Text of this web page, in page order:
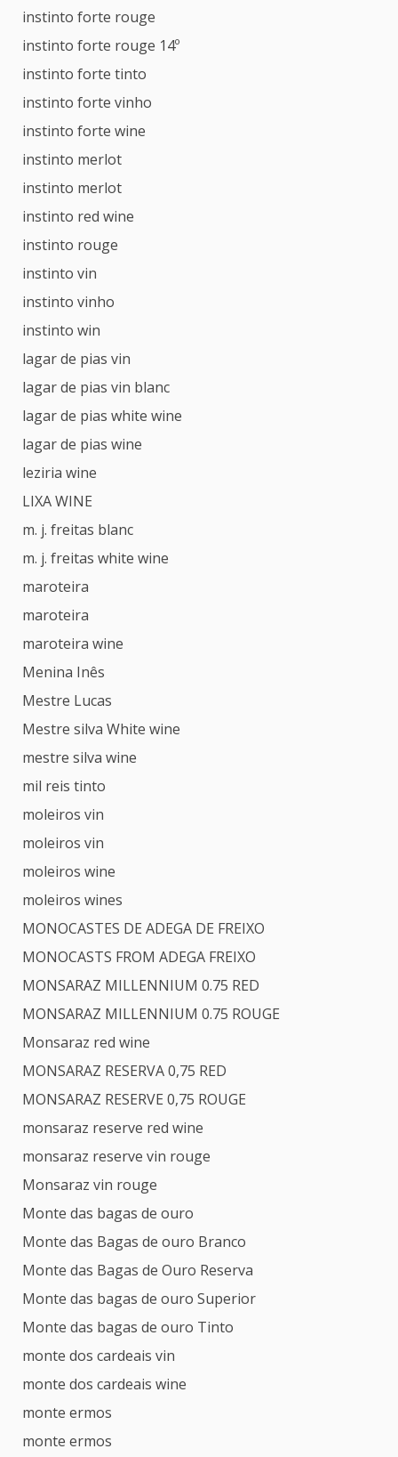
instinto forte rouge
instinto forte rouge 14º
instinto forte tinto
instinto forte vinho
instinto forte wine
instinto merlot
instinto merlot
instinto red wine
instinto rouge
instinto vin
instinto vinho
instinto win
lagar de pias vin
lagar de pias vin blanc
lagar de pias white wine
lagar de pias wine
leziria wine
LIXA WINE
m. j. freitas blanc
m. j. freitas white wine
maroteira
maroteira
maroteira wine
Menina Inês
Mestre Lucas
Mestre silva White wine
mestre silva wine
mil reis tinto
moleiros vin
moleiros vin
moleiros wine
moleiros wines
MONOCASTES DE ADEGA DE FREIXO
MONOCASTS FROM ADEGA FREIXO
MONSARAZ MILLENNIUM 0.75 RED
MONSARAZ MILLENNIUM 0.75 ROUGE
Monsaraz red wine
MONSARAZ RESERVA 0,75 RED
MONSARAZ RESERVE 0,75 ROUGE
monsaraz reserve red wine
monsaraz reserve vin rouge
Monsaraz vin rouge
Monte das bagas de ouro
Monte das Bagas de ouro Branco
Monte das Bagas de Ouro Reserva
Monte das bagas de ouro Superior
Monte das bagas de ouro Tinto
monte dos cardeais vin
monte dos cardeais wine
monte ermos
monte ermos